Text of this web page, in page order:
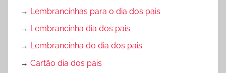
→ Lembrancinhas para o dia dos pais
→ Lembrancinha dia dos pais
→ Lembrancinha do dia dos pais
→ Cartão dia dos pais